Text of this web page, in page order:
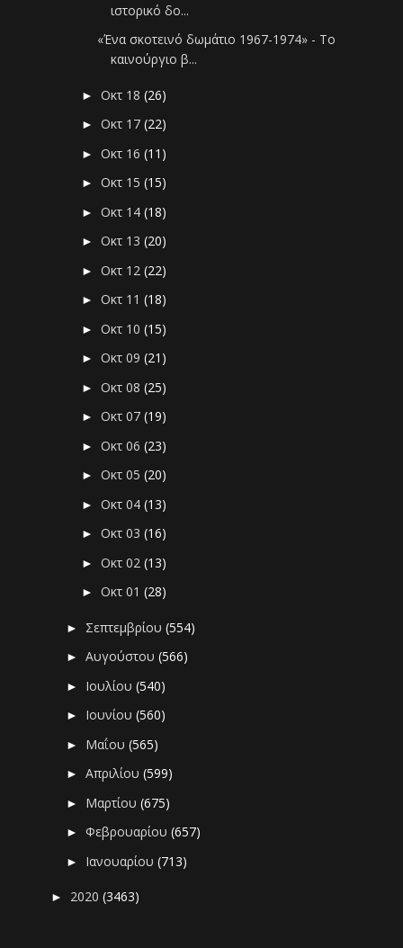
ιστορικό δο...
«Ένα σκοτεινό δωμάτιο 1967-1974» - Το
καινούργιο β...
►Οκτ 18(26)
►Οκτ 17(22)
►Οκτ 16(11)
►Οκτ 15(15)
►Οκτ 14(18)
►Οκτ 13(20)
►Οκτ 12(22)
►Οκτ 11(18)
►Οκτ 10(15)
►Οκτ 09(21)
►Οκτ 08(25)
►Οκτ 07(19)
►Οκτ 06(23)
►Οκτ 05(20)
►Οκτ 04(13)
►Οκτ 03(16)
►Οκτ 02(13)
►Οκτ 01(28)
► Σεπτεμβρίου(554)
►Αυγούστου(566)
► Ιουλίου(540)
► Ιουνίου(560)
► Μαΐου(565)
►Απριλίου(599)
► Μαρτίου(675)
►Φεβρουαρίου(657)
► Ιανουαρίου(713)
► 2020(3463)